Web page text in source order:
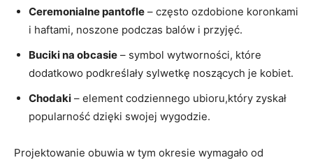
Ceremonialne pantofle – często ozdobione koronkami
i haftami, noszone podczas balów i przyjęć.
Buciki na obcasie – symbol wytworności, które
dodatkowo podkreślały sylwetkę noszących je kobiet.
Chodaki – element codziennego ubioru,który zyskał
popularność dzięki swojej wygodzie.
Projektowanie obuwia w tym okresie wymagało od